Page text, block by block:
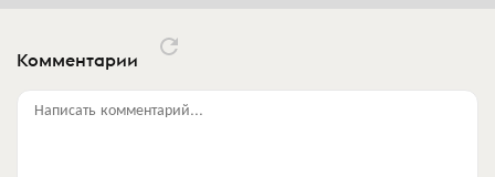
Комментарии
Написать комментарий...